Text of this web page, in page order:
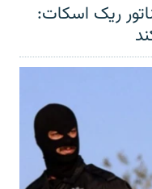
ریک اسکات: